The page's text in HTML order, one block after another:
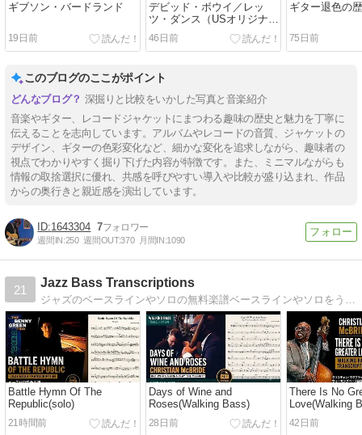
ギブソン・バードランド
19日前
デビッド・ボウイ／レッ
ツ・ダンス（USオリジナル
46日前
ギター退色の
75日前
このブログのここがポイント
深掘りと比較をいかした写真と音楽紹介
音楽やギター、レコードジャケットにまつわる趣味の歴史と魅力を丁寧に
伝えることを志向しています。アルバムやレコードの音質、ジャケットの
デザイン、ギターの色彩変化など、細かな変化を追求しながら、趣味者の
視点でわかりやすく掘り下げた内容が特徴です。また、ミニマルながらも
情報の取捨選択に優れ、共感を呼びやすい導入や比較が盛り込まれ、作品
からの奥行きと親近感を演出しています。
1643304 7
週間IN:250 週間OUT:370 月間IN:1090
21
Jazz Bass Transcriptions
Battle Hymn Of The
Republic(solo)
21時間前
Days of Wine and
Roses(Walking Bass)
28日前
There Is No
Love(Walking
42日前